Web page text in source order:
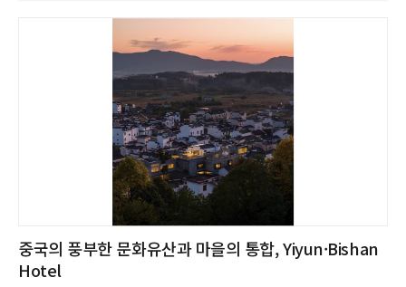
중국의 풍부한 문화유산과 마을의 통합, Yiyun·Bishan
Hotel